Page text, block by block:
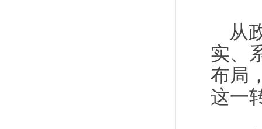
从
实、
布局
这一